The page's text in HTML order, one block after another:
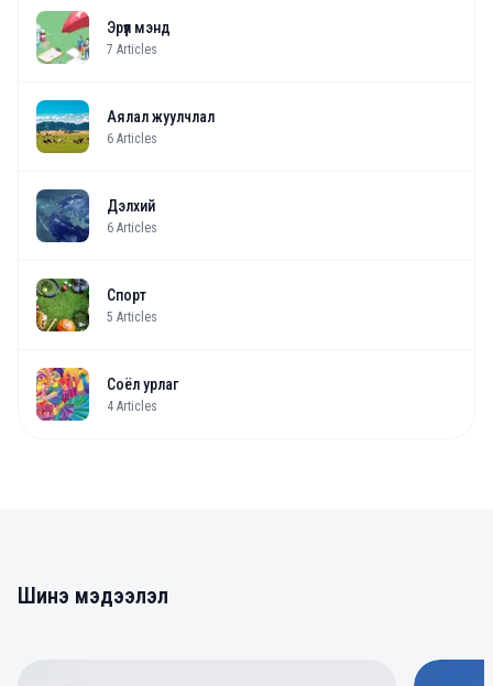
Эрүүл мэнд
7 Articles
Аялал жуулчлал
6 Articles
Дэлхий
6 Articles
Спорт
5 Articles
Соёл урлаг
4 Articles
Шинэ мэдээлэл